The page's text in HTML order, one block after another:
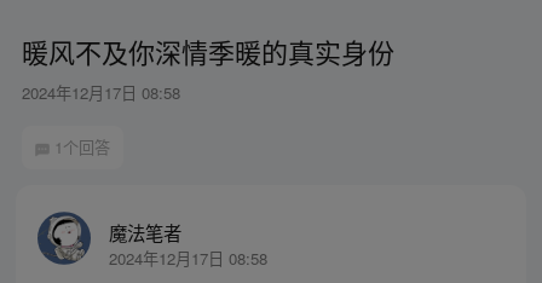
暖风不及你深情季暖的真实身份
2024年12月17日 08:58
1个回答
魔法笔者
2024年12月17日 08:58